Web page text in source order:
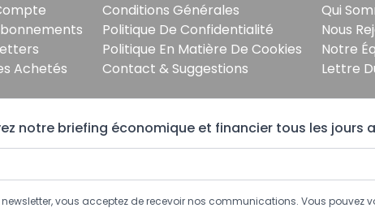
Achetés
Conditions Générales
Politique De Confidentialité
Politique En Matière De Cookies
Contact & Suggestions
Qui
Nous
Notre
Lettre
notre briefing économique et financier tous les jours
vous acceptez de recevoir nos communications. Vous pouvez